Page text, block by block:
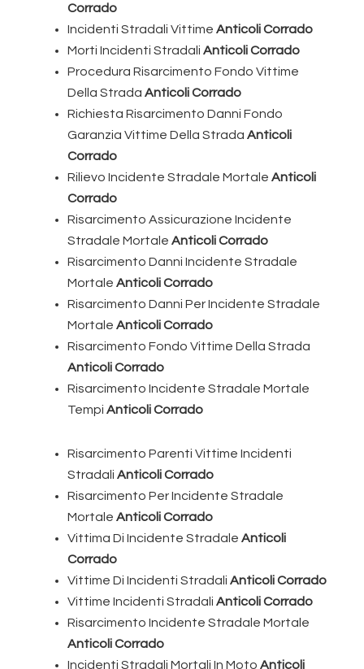
Corrado
Incidenti Stradali VittimeAnticoli Corrado
Morti Incidenti StradaliAnticoli Corrado
Procedura Risarcimento Fondo Vittime
Della StradaAnticoli Corrado
Richiesta Risarcimento Danni Fondo
Garanzia Vittime Della StradaAnticoli
Corrado
Rilievo Incidente Stradale MortaleAnticoli
Corrado
Risarcimento Assicurazione Incidente
Stradale MortaleAnticoli Corrado
Risarcimento Danni Incidente Stradale
MortaleAnticoli Corrado
Risarcimento Danni Per Incidente Stradale
MortaleAnticoli Corrado
Risarcimento Fondo Vittime Della Strada
Anticoli Corrado
Risarcimento Incidente Stradale Mortale
TempiAnticoli Corrado
Risarcimento Parenti Vittime Incidenti
StradaliAnticoli Corrado
Risarcimento Per Incidente Stradale
MortaleAnticoli Corrado
Vittima Di Incidente StradaleAnticoli
Corrado
Vittime Di Incidenti StradaliAnticoli Corrado
Vittime Incidenti StradaliAnticoli Corrado
Risarcimento Incidente Stradale Mortale
Anticoli Corrado
Incidenti Stradali Mortali In MotoAnticoli